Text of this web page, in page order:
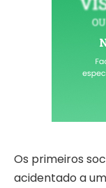
Os primeiros
acidentado a